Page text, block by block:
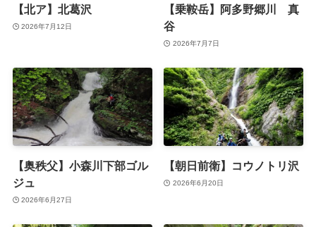
【北ア】北葛沢
2026年7月12日
【乗鞍岳】阿多野郷川 真
谷
2026年7月7日
【奥秩父】小森川下部ゴル
ジュ
2026年6月27日
【朝日前衛】コウノトリ沢
2026年6月20日